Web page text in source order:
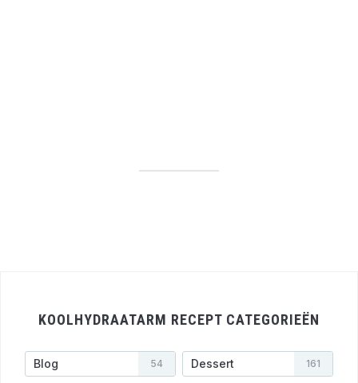
KOOLHYDRAATARM RECEPT CATEGORIEËN
Blog 54 Dessert 161